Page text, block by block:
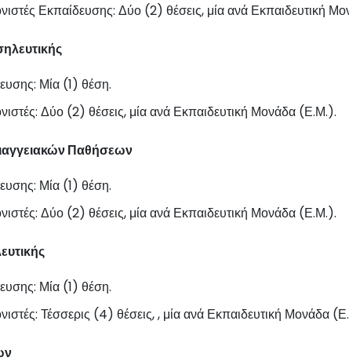
Εκπαίδευσης: Δύο (2) θέσεις, μία ανά Εκπαιδευτική
Μία (1) θέση.
Δύο (2) θέσεις, μία ανά Εκπαιδευτική Μονάδα (Ε.Μ.).
Παθήσεων
Μία (1) θέση.
Δύο (2) θέσεις, μία ανά Εκπαιδευτική Μονάδα (Ε.Μ.).
Μία (1) θέση.
Τέσσερις (4) θέσεις, , μία ανά Εκπαιδευτική Μονάδα